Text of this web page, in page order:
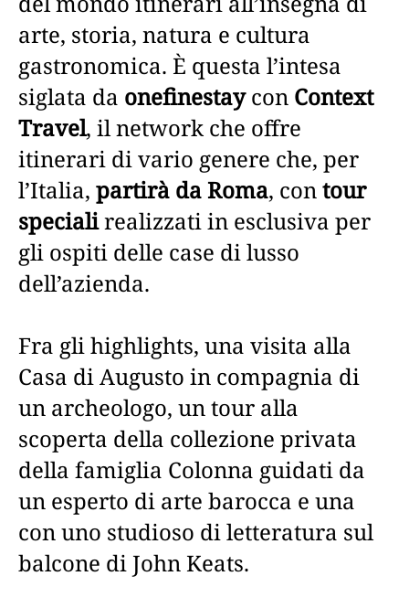
arte, storia, natura e cultura
gastronomica. È questa l’intesa
siglata da onefinestaycon Context
Travel, il network che offre
itinerari di vario genere che, per
l’Italia, partirà da Roma, contour
specialirealizzati in esclusiva per
gli ospiti delle case di lusso
dell’azienda.
Fra gli highlights, una visita alla
Casa di Augusto in compagnia di
un archeologo, un tour alla
scoperta della collezione privata
della famiglia Colonna guidati da
un esperto di arte barocca e una
con uno studioso di letteratura sul
balcone di John Keats.